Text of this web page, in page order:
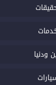
ودنيا